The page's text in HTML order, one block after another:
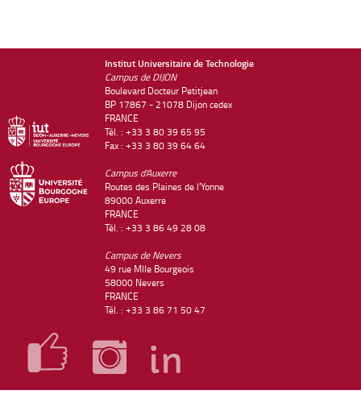
Institut Universitaire de Technologie
Campus de DIJON
Boulevard Docteur Petitjean
BP 17867 - 21078 Dijon cedex
FRANCE
Tél. : +33 3 80 39 65 95
Fax : +33 3 80 39 64 64
Campus d'Auxerre
Routes des Plaines de l'Yonne
89000 Auxerre
FRANCE
Tél. : +33 3 86 49 28 08
Campus de Nevers
49 rue Mlle Bourgeois
58000 Nevers
FRANCE
Tél. : +33 3 86 71 50 47